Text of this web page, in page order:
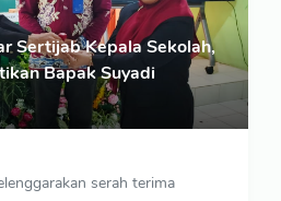
Sertijab Kepala Sekolah,
Bapak Suyadi
serah terima